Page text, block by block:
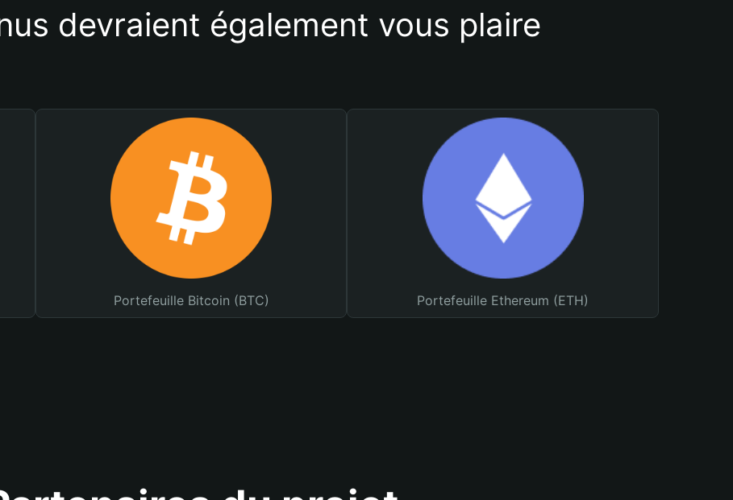
devraient également vous plaire
Portefeuille Bitcoin (BTC) Portefeuille Ethereum (ETH)